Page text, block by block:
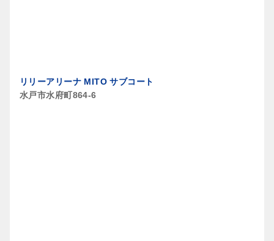
リリーアリーナ MITO サブコート
水戸市水府町864-6